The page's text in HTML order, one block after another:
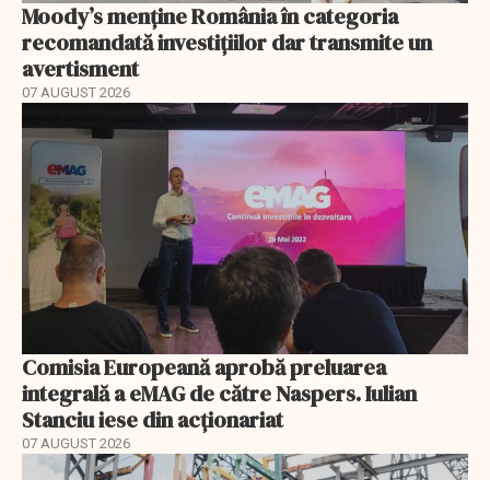
Moody’s menține România în categoria
recomandată investițiilor dar transmite un
avertisment
07 AUGUST 2026
Comisia Europeană aprobă preluarea
integrală a eMAG de către Naspers. Iulian
Stanciu iese din acționariat
07 AUGUST 2026